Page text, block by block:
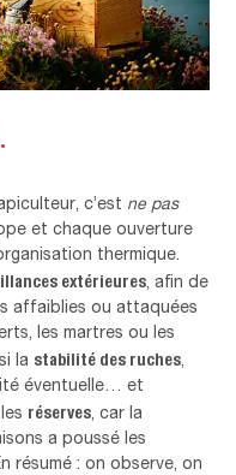
c’est ne pas
et chaque ouverture
thermique.
extérieures , afin de
affaiblies ou attaquées
les martres ou les
la stabilité des ruches
éventuelle… et
réserves , car la
a poussé les
résumé : on observe, on